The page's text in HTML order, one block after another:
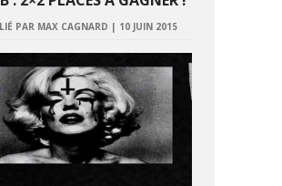
PAR MAX CAGNARD | 10 JUIN 2015